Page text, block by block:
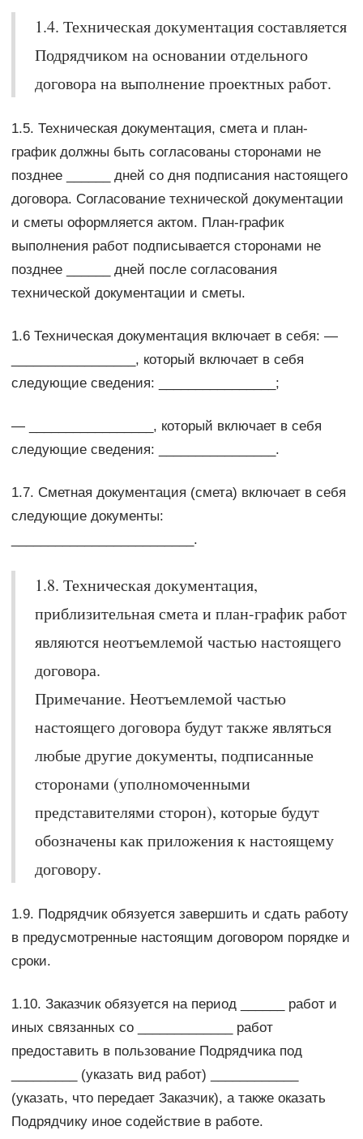
1.4. Техническая документация составляется
Подрядчиком на основании отдельного
договора на выполнение проектных работ.
1.5. Техническая документация, смета и план-
график должны быть согласованы сторонами не
позднее ______ дней со дня подписания настоящего
договора. Согласование технической документации
и сметы оформляется актом. План-график
выполнения работ подписывается сторонами не
позднее ______ дней после согласования
технической документации и сметы.
1.6 Техническая документация включает в себя: —
_________________, который включает в себя
следующие сведения: ________________;
— _________________, который включает в себя
следующие сведения: ________________.
1.7. Сметная документация (смета) включает в себя
следующие документы:
_________________________.
1.8. Техническая документация,
приблизительная смета и план-график работ
являются неотъемлемой частью настоящего
договора.
Примечание. Неотъемлемой частью
настоящего договора будут также являться
любые другие документы, подписанные
сторонами (уполномоченными
представителями сторон), которые будут
обозначены как приложения к настоящему
договору.
1.9. Подрядчик обязуется завершить и сдать работу
в предусмотренные настоящим договором порядке и
сроки.
1.10. Заказчик обязуется на период ______ работ и
иных связанных со _____________ работ
предоставить в пользование Подрядчика под
_________ (указать вид работ) ____________
(указать, что передает Заказчик), а также оказать
Подрядчику иное содействие в работе.